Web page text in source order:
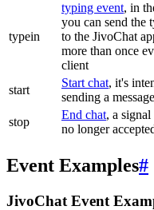
typein
typing event, in
you can send the
to the JivoChat
more than once
client
start
Start chat, it's
sending a
stop
End chat, a
no longer
Event Examples#
JivoChat Event